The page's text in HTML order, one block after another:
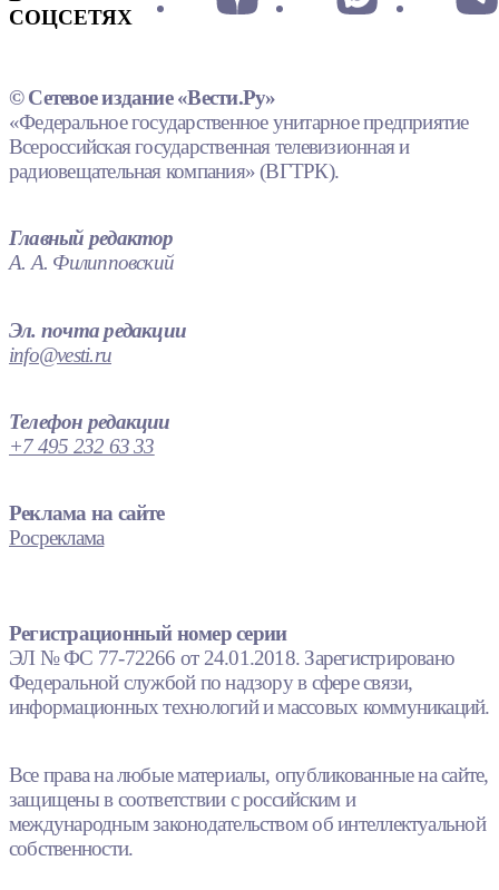
СОЦСЕТЯХ
© Сетевое издание «Вести.Ру»
«Федеральное государственное унитарное предприятие
Всероссийская государственная телевизионная и
радиовещательная компания» (ВГТРК).
Главный редактор
А. А. Филипповский
Эл. почта редакции
info@vesti.ru
Телефон редакции
+7 495 232 63 33
Реклама на сайте
Росреклама
Регистрационный номер серии
ЭЛ № ФС 77-72266 от 24.01.2018. Зарегистрировано
Федеральной службой по надзору в сфере связи,
информационных технологий и массовых коммуникаций.
Все права на любые материалы, опубликованные на сайте,
защищены в соответствии с российским и
международным законодательством об интеллектуальной
собственности.